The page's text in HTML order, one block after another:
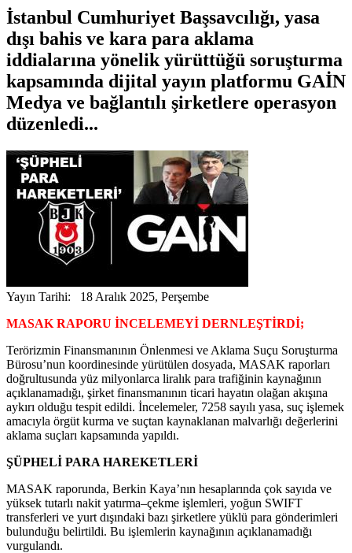
İstanbul Cumhuriyet Başsavcılığı, yasa
dışı bahis ve kara para aklama
iddialarına yönelik yürüttüğü soruşturma
kapsamında dijital yayın platformu GAİN
Medya ve bağlantılı şirketlere operasyon
düzenledi...
Yayın Tarihi: 18 Aralık 2025, Perşembe
MASAK RAPORU İNCELEMEYİ DERNLEŞTİRDİ;
Terörizmin Finansmanının Önlenmesi ve Aklama Suçu Soruşturma
Bürosu’nun koordinesinde yürütülen dosyada, MASAK raporları
doğrultusunda yüz milyonlarca liralık para trafiğinin kaynağının
açıklanamadığı, şirket finansmanının ticari hayatın olağan akışına
aykırı olduğu tespit edildi. İncelemeler, 7258 sayılı yasa, suç işlemek
amacıyla örgüt kurma ve suçtan kaynaklanan malvarlığı değerlerini
aklama suçları kapsamında yapıldı.
ŞÜPHELİ PARA HAREKETLERİ
MASAK raporunda, Berkin Kaya’nın hesaplarında çok sayıda ve
yüksek tutarlı nakit yatırma–çekme işlemleri, yoğun SWIFT
transferleri ve yurt dışındaki bazı şirketlere yüklü para gönderimleri
bulunduğu belirtildi. Bu işlemlerin kaynağının açıklanamadığı
vurgulandı.